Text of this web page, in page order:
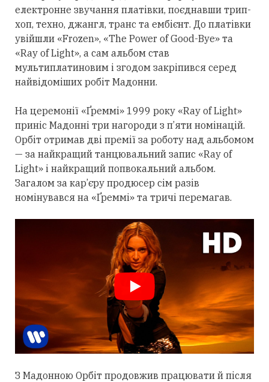
електронне звучання платівки, поєднавши трип-
хоп, техно, джангл, транс та ембієнт. До платівки
увійшли «Frozen», «The Power of Good-Bye» та
«Ray of Light», а сам альбом став
мультиплатиновим і згодом закріпився серед
найвідоміших робіт Мадонни.
На церемонії «Ґреммі» 1999 року «Ray of Light»
приніс Мадонні три нагороди з п’яти номінацій.
Орбіт отримав дві премії за роботу над альбомом
— за найкращий танцювальний запис «Ray of
Light» і найкращий попвокальний альбом.
Загалом за кар’єру продюсер сім разів
номінувався на «Ґреммі» та тричі перемагав.
З Мадонною Орбіт продовжив працювати й після